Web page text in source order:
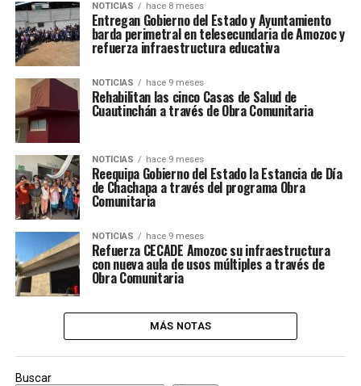
NOTICIAS hace 8 meses
Entregan Gobierno del Estado y Ayuntamiento
barda perimetral en telesecundaria de Amozoc y
refuerza infraestructura educativa
NOTICIAS hace 9 meses
Rehabilitan las cinco Casas de Salud de
Cuautinchán a través de Obra Comunitaria
NOTICIAS hace 9 meses
Reequipa Gobierno del Estado la Estancia de Día
de Chachapa a través del programa Obra
Comunitaria
NOTICIAS hace 9 meses
Refuerza CECADE Amozoc su infraestructura
con nueva aula de usos múltiples a través de
Obra Comunitaria
MÁS NOTAS
Buscar